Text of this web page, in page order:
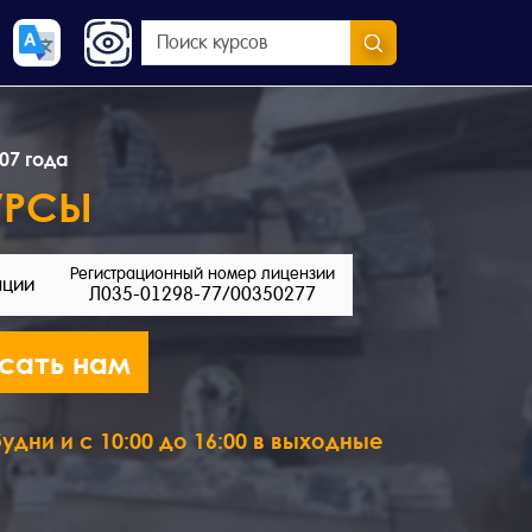
года
Регистрационный номер лицензии
Л035-01298-77/00350277
нам
и с 10:00 до 16:00 в выходные